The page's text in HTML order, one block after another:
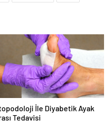
İle Diyabetik Ayak
Tedavisi